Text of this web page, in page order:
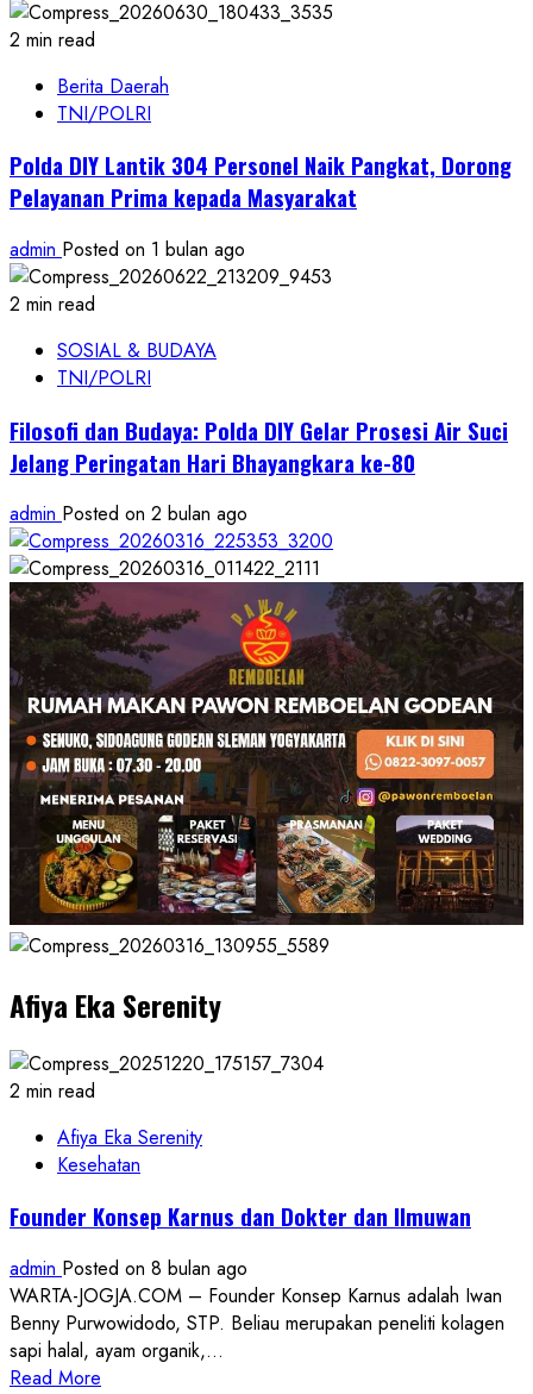
2 min read
Berita Daerah
TNI/POLRI
Polda DIY Lantik 304 Personel Naik Pangkat, Dorong
Pelayanan Prima kepada Masyarakat
admin Posted on 1 bulan ago
2 min read
SOSIAL & BUDAYA
TNI/POLRI
Filosofi dan Budaya: Polda DIY Gelar Prosesi Air Suci
Jelang Peringatan Hari Bhayangkara ke-80
admin Posted on 2 bulan ago
Afiya Eka Serenity
2 min read
Afiya Eka Serenity
Kesehatan
Founder Konsep Karnus dan Dokter dan Ilmuwan
admin Posted on 8 bulan ago
WARTA-JOGJA.COM – Founder Konsep Karnus adalah Iwan
Benny Purwowidodo, STP. Beliau merupakan peneliti kolagen
sapi halal, ayam organik,...
Read More